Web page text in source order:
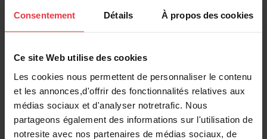
Consentement Détails À propos des cookies
Ce site Web utilise des cookies
Les cookies nous permettent de personnaliser le contenu
et les annonces,d'offrir des fonctionnalités relatives aux
médias sociaux et d'analyser notretrafic. Nous
partageons également des informations sur l'utilisation de
notresite avec nos partenaires de médias sociaux, de
Type d'évier Évier
Nombre de cuvettes 1